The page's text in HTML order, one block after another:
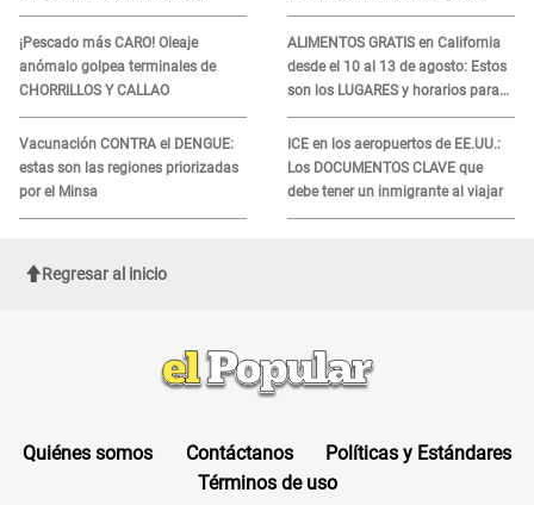
¡Pescado más CARO! Oleaje
anómalo golpea terminales de
CHORRILLOS Y CALLAO
Vacunación CONTRA el DENGUE:
estas son las regiones priorizadas
por el Minsa
ALIMENTOS GRATIS en California
desde el 10 al 13 de agosto: Estos
son los LUGARES y horarios para
recibir la ayuda
ICE en los aeropuertos de EE.UU.:
Los DOCUMENTOS CLAVE que
debe tener un inmigrante al viajar
Regresar al inicio
Quiénes somos Contáctanos
Políticas y Estándares
Términos de uso